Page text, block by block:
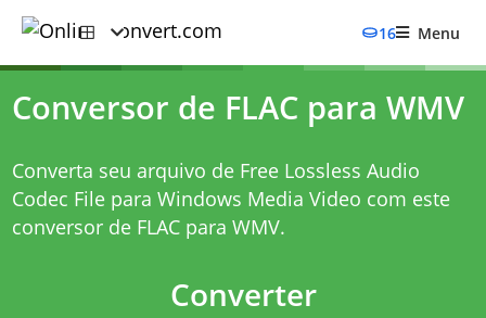
16 Menu
Conversor de FLAC para WMV
Converta seu arquivo de Free Lossless Audio
Codec File para Windows Media Video com este
conversor de FLAC para WMV.
Converter